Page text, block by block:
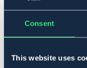
Consent
This website uses
Ej i lager online